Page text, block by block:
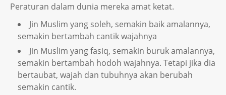
Peraturan dalam dunia mereka amat ketat.
Jin Muslim yang soleh, semakin baik amalannya,
semakin bertambah cantik wajahnya
Jin Muslim yang fasiq, semakin buruk amalannya,
semakin bertambah hodoh wajahnya. Tetapi jika dia
bertaubat, wajah dan tubuhnya akan berubah
semakin cantik.